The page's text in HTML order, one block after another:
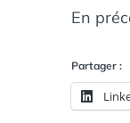
En
Partager :